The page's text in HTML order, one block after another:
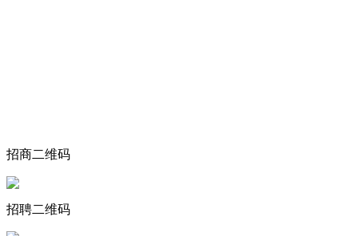
招商二维码
招聘二维码